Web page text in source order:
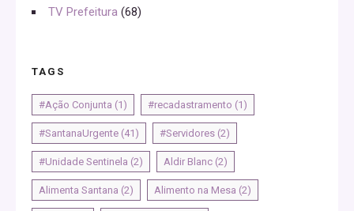
TV Prefeitura (68)
TAGS
#Ação Conjunta (1) #recadastramento (1)
#SantanaUrgente (41) #Servidores (2)
#Unidade Sentinela (2) Aldir Blanc (2)
Alimenta Santana (2) Alimento na Mesa (2)